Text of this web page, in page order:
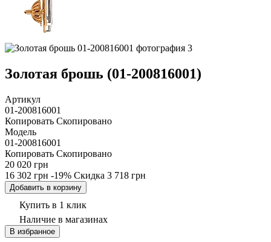
Золотая брошь (01-200816001)
Артикул
01-200816001
Копировать Скопировано
Модель
01-200816001
Копировать Скопировано
20 020 грн
16 302 грн -19% Скидка 3 718 грн
Добавить в корзину
Купить в 1 клик
Наличие в магазинах
В избранное